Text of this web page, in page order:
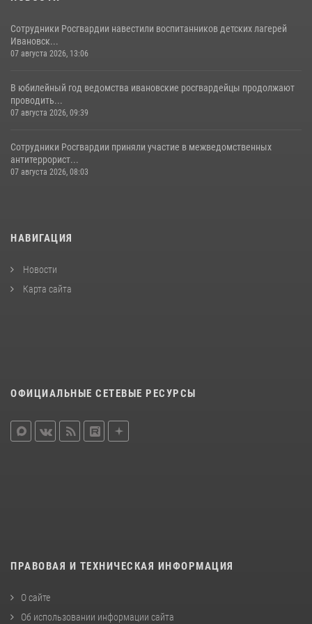
Сотрудники Росгвардии навестили воспитанников детских лагерей
Ивановск...
07 августа 2026, 13:06
В юбилейный год ведомства ивановские росгвардейцы продолжают
проводить...
07 августа 2026, 09:39
Сотрудники Росгвардии приняли участие в межведомственных
антитеррорист...
07 августа 2026, 08:03
НАВИГАЦИЯ
Новости
Карта сайта
ОФИЦИАЛЬНЫЕ СЕТЕВЫЕ РЕСУРСЫ
ПРАВОВАЯ И ТЕХНИЧЕСКАЯ ИНФОРМАЦИЯ
О сайте
Об использовании информации сайта